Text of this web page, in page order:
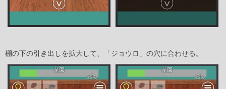
棚の下の引き出しを拡大して、「ジョウロ」の穴に合わせる。